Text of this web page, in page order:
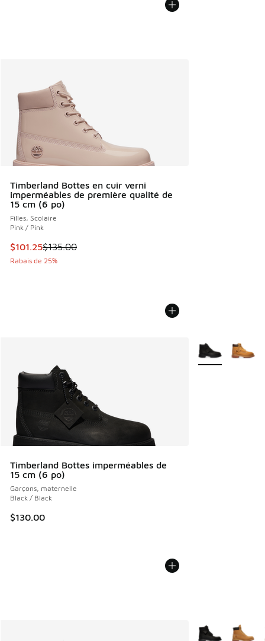
Timberland Bottes en cuir verni
imperméables de première qualité de
15 cm (6 po)
Filles, Scolaire
Pink / Pink
Cet article est en solde. Le prix est passé de $135.00 à
$101.25$135.00
Rabais de 25%
Timberland Bottes imperméables de
15 cm (6 po)
Garçons, maternelle
Black / Black
$130.00
Plus de couleurs
Plus de couleurs